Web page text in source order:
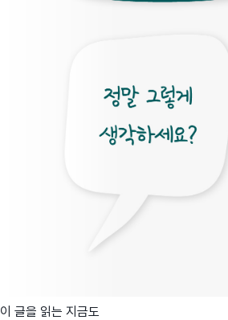
이 글을 읽는 지금도